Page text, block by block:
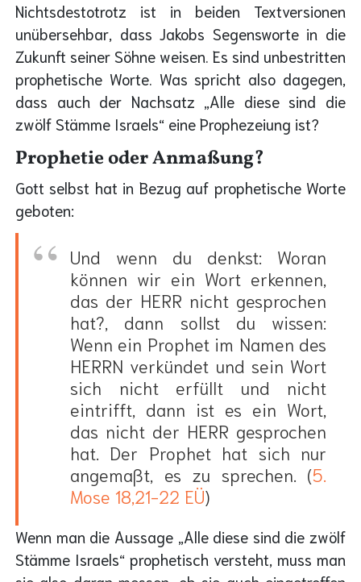
Nichtsdestotrotz ist in beiden Textversionen
unübersehbar, dass Jakobs Segensworte in die
Zukunft seiner Söhne weisen. Es sind unbestritten
prophetische Worte. Was spricht also dagegen,
dass auch der Nachsatz „Alle diese sind die
zwölf Stämme Israels“ eine Prophezeiung ist?
Prophetie oder Anmaßung?
Gott selbst hat in Bezug auf prophetische Worte
geboten:
Und wenn du denkst: Woran
können wir ein Wort erkennen,
das der HERR nicht gesprochen
hat?, dann sollst du wissen:
Wenn ein Prophet im Namen des
HERRN verkündet und sein Wort
sich nicht erfüllt und nicht
eintrifft, dann ist es ein Wort,
das nicht der HERR gesprochen
hat. Der Prophet hat sich nur
angemaßt, es zu sprechen. (5.
Mose 18,21-22 EÜ)
Wenn man die Aussage „Alle diese sind die zwölf
Stämme Israels“ prophetisch versteht, muss man